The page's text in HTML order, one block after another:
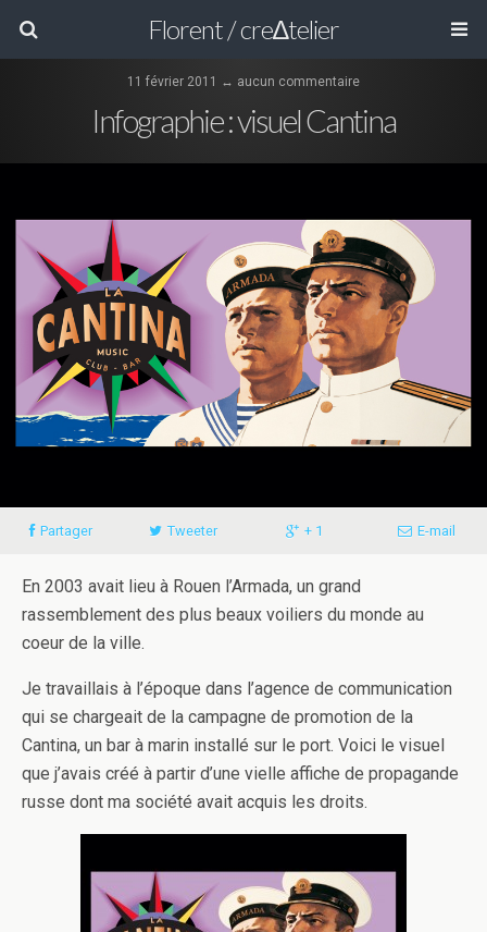
Florent / cre∆telier
11 février 2011 ↔ aucun commentaire
Infographie : visuel Cantina
Partager Tweeter + 1 E-mail
En 2003 avait lieu à Rouen l’Armada, un grand
rassemblement des plus beaux voiliers du monde au
coeur de la ville.
Je travaillais à l’époque dans l’agence de communication
qui se chargeait de la campagne de promotion de la
Cantina, un bar à marin installé sur le port. Voici le visuel
que j’avais créé à partir d’une vielle affiche de propagande
russe dont ma société avait acquis les droits.